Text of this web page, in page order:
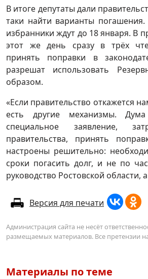
В итоге депутаты дали
таки найти варианты
избранники ждут до 18 января. В
этот же день сразу в трёх
принять поправки в
разрешат использовать
образом.
«Если правительство откажется
есть другие механизмы.
специальное заявление,
правительства, принять
настроены решительно:
сроки погасить долг, и не по
руководство Ростовской области,
Версия для печати
Администрация сайта не несёт
размещаемых материалов. Все претензии
Материалы по теме